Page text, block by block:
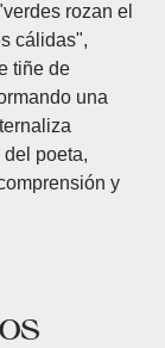
rozan el
cálidas",
tiñe de
una
poeta,
y